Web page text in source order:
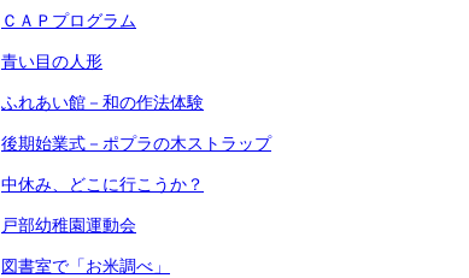
ＣＡＰプログラム
青い目の人形
ふれあい館－和の作法体験
後期始業式－ポプラの木ストラップ
中休み、どこに行こうか？
戸部幼稚園運動会
図書室で「お米調べ」